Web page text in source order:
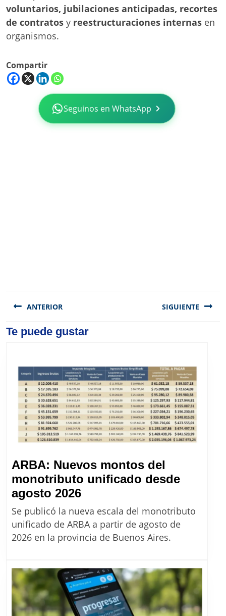
voluntarios, jubilaciones anticipadas, recortes
de contratos y reestructuraciones internas en
organismos.
Compartir
Seguinos en WhatsApp
de
ANTERIOR
Previous
SIGUIENTE
Te puede gustar
ARBA: Nuevos montos del
monotributo unificado desde
agosto 2026ARBA:
Nuevos
montos
del
desde
agosto
2026
Se publicó la nueva escala del monotributo
unificado de ARBA a partir de agosto de
2026 en la provincia de Buenos Aires.